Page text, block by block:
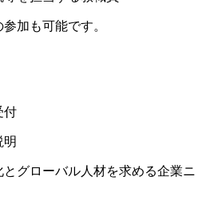
も可能です。
ーバル人材を求める企業ニ